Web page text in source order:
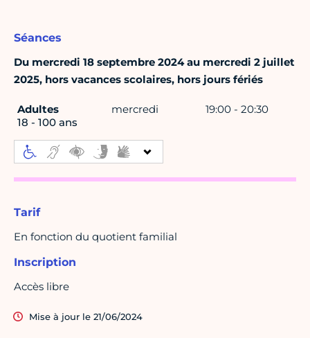
Séances
Du mercredi 18 septembre 2024 au mercredi 2 juillet
2025, hors vacances scolaires, hors jours fériés
Adultes
18 - 100 ans
mercredi 19:00 - 20:30
Tarif
En fonction du quotient familial
Inscription
Accès libre
Mise à jour le 21/06/2024